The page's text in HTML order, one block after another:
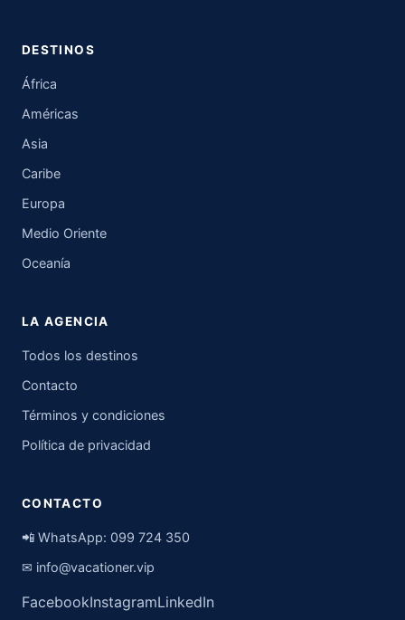
DESTINOS
África
Américas
Asia
Caribe
Europa
Medio Oriente
Oceanía
LA AGENCIA
Todos los destinos
Contacto
Términos y condiciones
Política de privacidad
CONTACTO
📲 WhatsApp: 099 724 350
✉ info@vacationer.vip
FacebookInstagramLinkedIn